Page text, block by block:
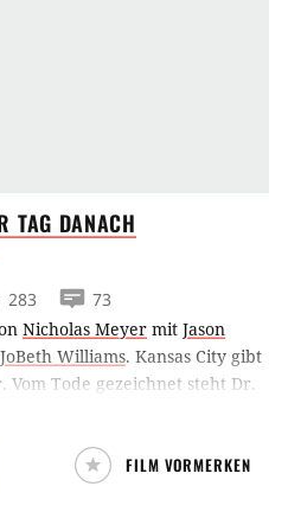
TAG DANACH
283
73
Nicholas Meyer mit Jason
JoBeth Williams. Kansas City gibt
Vom Tode gezeichnet steht Dr.
atomaren Schlagabtausch
bietet ein Bild des
Versorgungssysteme sind
FILM VORMERKEN